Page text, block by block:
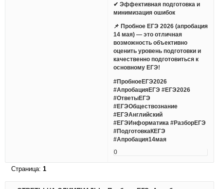
✔ Эффективная подготовка и
минимизация ошибок
📌 Пробное ЕГЭ 2026 (апробация
14 мая) — это отличная
возможность объективно
оценить уровень подготовки и
качественно подготовиться к
основному ЕГЭ!
#ПробноеЕГЭ2026
#АпробацияЕГЭ #ЕГЭ2026
#ОтветыЕГЭ
#ЕГЭОбществознание
#ЕГЭАнглийский
#ЕГЭИнформатика #РазборЕГЭ
#ПодготовкаКЕГЭ
#Апробация14мая
0
Страница: 1